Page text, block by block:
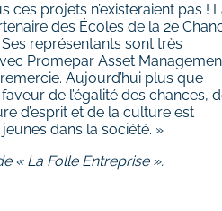
ces projets n’existeraient pas !
des Écoles de la 2e
représentants sont très
Promepar Asset
Aujourd’hui plus que
de l’égalité des chances,
d’esprit et de la culture est
dans la société. »
« La Folle Entreprise ».